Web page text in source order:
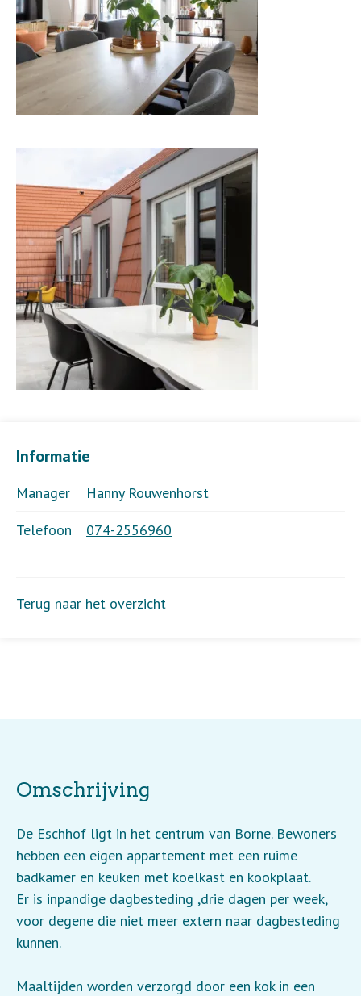
Informatie
Manager
Hanny Rouwenhorst
Telefoon
074-2556960
Terug naar het overzicht
Omschrijving
De Eschhof ligt in het centrum van Borne. Bewoners
hebben een eigen appartement met een ruime
badkamer en keuken met koelkast en kookplaat.
Er is inpandige dagbesteding ,drie dagen per week,
voor degene die niet meer extern naar dagbesteding
kunnen.
Maaltijden worden verzorgd door een kok in een